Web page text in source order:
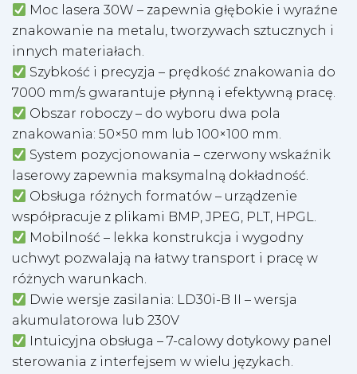
Moc lasera 30W – zapewnia głębokie i wyraźne
znakowanie na metalu, tworzywach sztucznych i
innych materiałach.
Szybkość i precyzja – prędkość znakowania do
7000 mm/s gwarantuje płynną i efektywną pracę.
Obszar roboczy – do wyboru dwa pola
znakowania: 50×50 mm lub 100×100 mm.
System pozycjonowania – czerwony wskaźnik
laserowy zapewnia maksymalną dokładność.
Obsługa różnych formatów – urządzenie
współpracuje z plikami BMP, JPEG, PLT, HPGL.
Mobilność – lekka konstrukcja i wygodny
uchwyt pozwalają na łatwy transport i pracę w
różnych warunkach.
Dwie wersje zasilania: LD30i-B II – wersja
akumulatorowa lub 230V
Intuicyjna obsługa – 7-calowy dotykowy panel
sterowania z interfejsem w wielu językach.